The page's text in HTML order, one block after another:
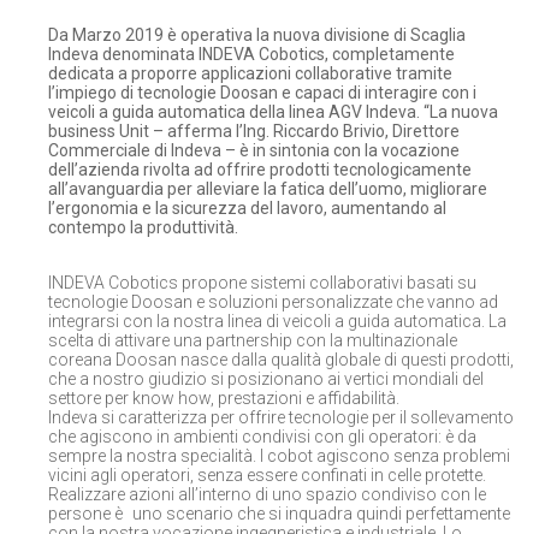
Da Marzo 2019 è operativa la nuova divisione di Scaglia
Indeva denominata INDEVA Cobotics, completamente
dedicata a proporre applicazioni collaborative tramite
l’impiego di tecnologie Doosan e capaci di interagire con i
veicoli a guida automatica della linea AGV Indeva. “La nuova
business Unit – afferma l’Ing. Riccardo Brivio, Direttore
Commerciale di Indeva – è in sintonia con la vocazione
dell’azienda rivolta ad offrire prodotti tecnologicamente
all’avanguardia per alleviare la fatica dell’uomo, migliorare
l’ergonomia e la sicurezza del lavoro, aumentando al
contempo la produttività.
INDEVA Cobotics propone sistemi collaborativi basati su
tecnologie Doosan e soluzioni personalizzate che vanno ad
integrarsi con la nostra linea di veicoli a guida automatica. La
scelta di attivare una partnership con la multinazionale
coreana Doosan nasce dalla qualità globale di questi prodotti,
che a nostro giudizio si posizionano ai vertici mondiali del
settore per know how, prestazioni e affidabilità.
Indeva si caratterizza per offrire tecnologie per il sollevamento
che agiscono in ambienti condivisi con gli operatori: è da
sempre la nostra specialità. I cobot agiscono senza problemi
vicini agli operatori, senza essere confinati in celle protette.
Realizzare azioni all’interno di uno spazio condiviso con le
persone è uno scenario che si inquadra quindi perfettamente